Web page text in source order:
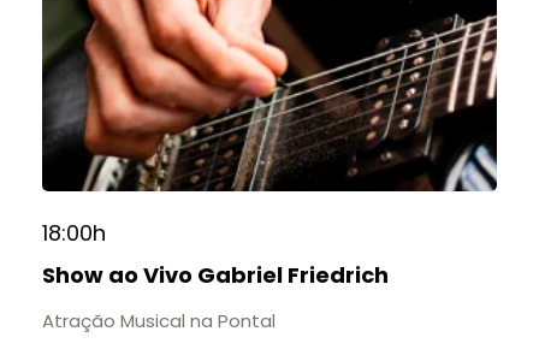
18:00h
Show ao Vivo Gabriel Friedrich
Atração Musical na Pontal